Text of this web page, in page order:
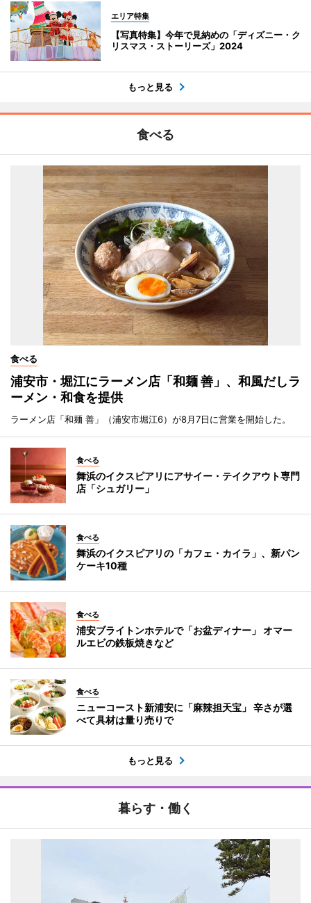
エリア特集
【写真特集】今年で見納めの「ディズニー・ク
リスマス・ストーリーズ」2024
もっと見る
食べる
食べる
浦安市・堀江にラーメン店「和麺 善」、和風だしラ
ーメン・和食を提供
ラーメン店「和麺 善」（浦安市堀江6）が8月7日に営業を開始した。
食べる
舞浜のイクスピアリにアサイー・テイクアウト専門
店「シュガリー」
食べる
舞浜のイクスピアリの「カフェ・カイラ」、新パン
ケーキ10種
食べる
浦安ブライトンホテルで「お盆ディナー」 オマー
ルエビの鉄板焼きなど
食べる
ニューコースト新浦安に「麻辣担天宝」 辛さが選
べて具材は量り売りで
もっと見る
暮らす・働く